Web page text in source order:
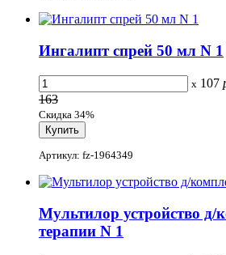
Ингалипт спрей 50 мл N 1
x 107
163
Скидка 34%
Артикул: fz-1964349
Мультилор устройство д/
терапии N 1